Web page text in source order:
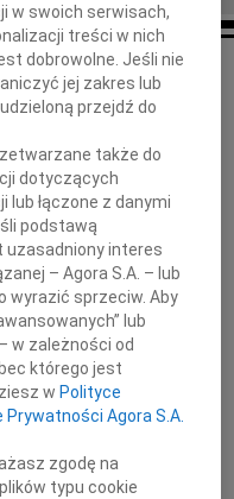
żalem żegnamy Panią
Kosik
o wielkim sercu,
mądrego, oddanego
Pacjentom" fizjoterapeutę.
Łączymy się w bólu z
Bliskimi
w swoich serwisach,
treści w nich
dobrowolne. Jeśli nie
jej zakres lub
przejdź do
także do
dotyczących
lub łączone z danymi
podstawą
interes
– Agora S.A. – lub
wyrazić sprzeciw. Aby
lub
w zależności od
którego jest
w Polityce
Prywatności Agora S.A.
zgodę na
typu cookie